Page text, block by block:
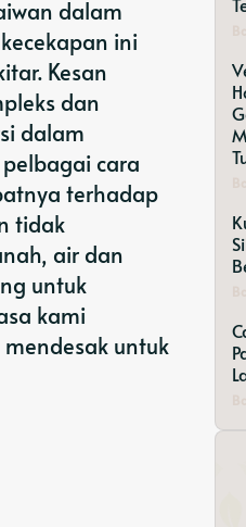
dalam
ini
Kesan
dan
dalam
cara
terhadap
tidak
air dan
untuk
kami
untuk